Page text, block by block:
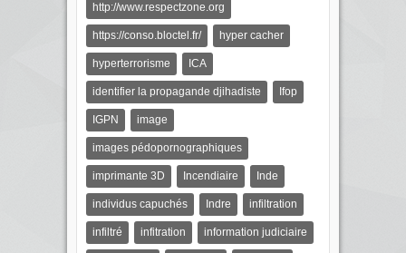
http://www.respectzone.org
https://conso.bloctel.fr/ hyper cacher
hyperterrorisme ICA
identifier la propagande djihadiste Ifop
IGPN image
images pédopornographiques
imprimante 3D Incendiaire Inde
individus capuchés Indre infiltration
infiltré infitration information judiciaire